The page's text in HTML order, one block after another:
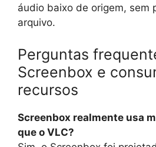
áudio baixo de origem, sem
arquivo.
Perguntas
Screenbox e
recursos
Screenbox realmente usa
que o VLC?